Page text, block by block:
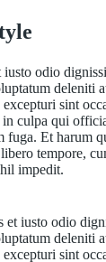
iusto odio
deleniti
sint
culpa qui
fuga. Et harum
tempore,
impedit.
et iusto odio
deleniti
sint